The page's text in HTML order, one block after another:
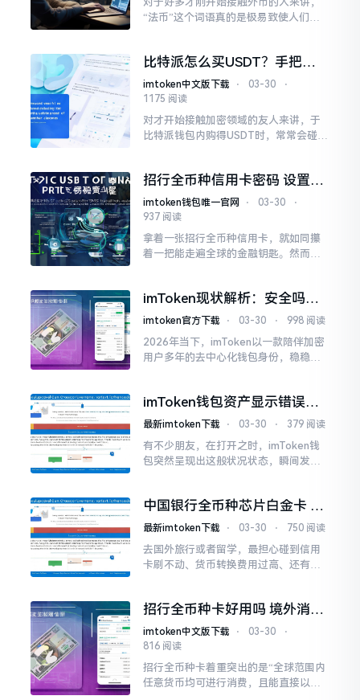
“法币”这个词语真的是极易致使人们感
主要的欧洲国家都采用欧元。依照近期
的汇率
比特派怎么买USDT？手把手
教你安全购币
imtoken中文版下载 ⋅ 03-30
⋅
1175 阅读
对才开始接触加密领域的友人来讲，于
比特派钱包内购得USDT时，常常会碰到
辑，整个流程并非繁杂。接下来
招行全币种信用卡密码 设置使
用常见问题全解析
imtoken钱包唯一官网 ⋅ 03-30
⋅
937 阅读
拿着一张招行全币种信用卡，就如同攥
着一把能走遍全球的金融钥匙。然而，
的一连串问题：它究竟有没有密码？
imToken现状解析：安全吗？
还值得用吗？
imtoken官方下载 ⋅ 03-30 ⋅ 998 阅读
2026年当下，imToken以一款陪伴加密
用户多年的去中心化钱包身份，稳稳占
的关键入口。目前
imToken钱包资产显示错误？
别急，三步排查解决显示问题
最新imtoken下载 ⋅ 03-30 ⋅ 379 阅读
有不少朋友，在打开之时，imToken钱
包突然呈现出这般状况状态，瞬间发觉
进而不免凭空惊惶了一番。实际上
中国银行全币种芯片白金卡 出
国必备还是鸡肋
最新imtoken下载 ⋅ 03-30 ⋅ 750 阅读
去国外旅行或者留学，最担心碰到信用
卡刷不动、货币转换费用过高、还有盗
这些麻烦。它到底是否是境外消费的最
优选择
招行全币种卡好用吗 境外消费
省钱攻略
imtoken中文版下载 ⋅ 03-30
⋅
816 阅读
招行全币种卡着重突出的是“全球范围内
任意货币均可进行消费，且能直接以人